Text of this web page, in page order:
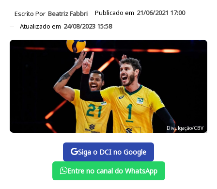
Escrito Por Beatriz Fabbri Publicado em 21/06/2021 17:00
Atualizado em 24/08/2023 15:58
Divulgação/CBV
Siga o DCI no Google
Entre no canal do WhatsApp